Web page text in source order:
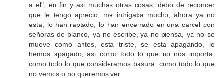
a el", en fin y asi muchas otras cosas, debo de reconcer
que le tengo aprecio, me intrigaba mucho, ahora ya no
esta, lo han raptado, lo han encerrado en una carcel con
señoras de blanco, ya no escribe, ya no piensa, ya no se
mueve como antes, esta triste, se esta apagando, lo
hemos apagado, asi como todo lo que no nos importa,
como todo lo que consideramos basura, como todo lo que
no vemos o no queremos ver.